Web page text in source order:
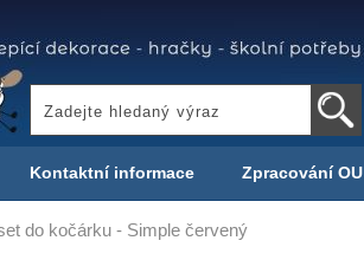
Kontaktní informace Zpracování OU
do kočárku - Simple červený